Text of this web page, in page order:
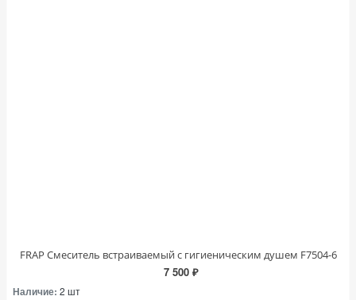
FRAP Смеситель встраиваемый с гигиеническим душем F7504-6
7 500 ₽
Наличие: 2 шт